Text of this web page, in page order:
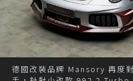
德國改裝品牌 Mansory 再度